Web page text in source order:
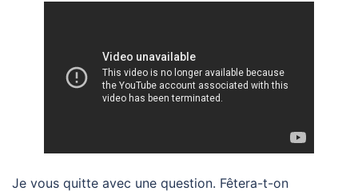
Je vous quitte avec une question. Fêtera-t-on